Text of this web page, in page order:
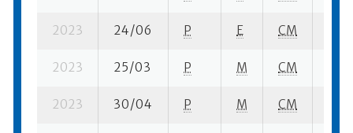
2023 24/06 P E CM
2023 25/03 P M CM
2023 30/04 P M CM